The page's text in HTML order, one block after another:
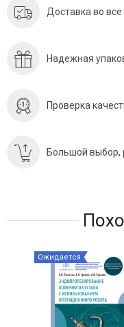
Доставка во
Надежная
Проверка
Большой выбор,
Ожидается